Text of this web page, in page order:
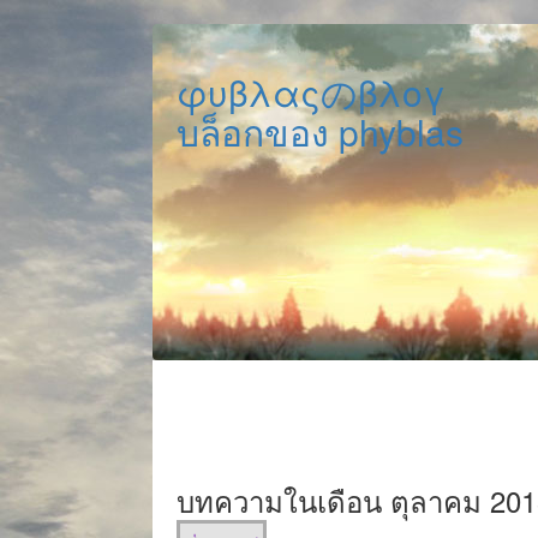
φυβλαςのβλογ
บล็อกของ phyblas
บทความในเดือน ตุลาคม